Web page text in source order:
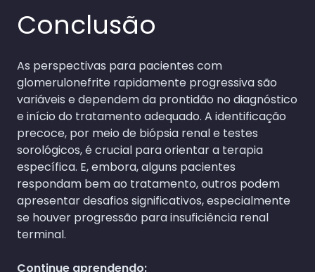
Conclusão
As perspectivas para pacientes com
glomerulonefrite rapidamente progressiva são
variáveis e dependem da prontidão no diagnóstico
e início do tratamento adequado. A identificação
precoce, por meio de biópsia renal e testes
sorológicos, é crucial para orientar a terapia
específica. E, embora, alguns pacientes
respondam bem ao tratamento, outros podem
apresentar desafios significativos, especialmente
se houver progressão para insuficiência renal
terminal.
Continue aprendendo: